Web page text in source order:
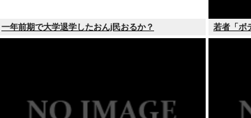
一年前期で大学退学したおんj民おるか？ 若者「ボ